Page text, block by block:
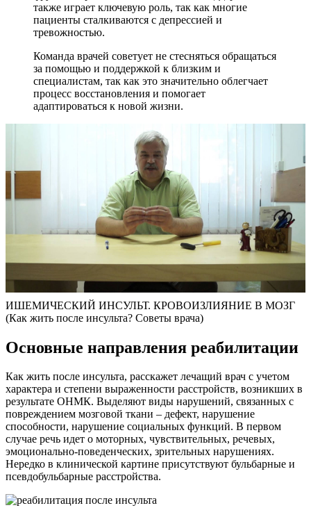
также играет ключевую роль, так как многие
пациенты сталкиваются с депрессией и
тревожностью.
Команда врачей советует не стесняться обращаться
за помощью и поддержкой к близким и
специалистам, так как это значительно облегчает
процесс восстановления и помогает
адаптироваться к новой жизни.
ИШЕМИЧЕСКИЙ ИНСУЛЬТ. КРОВОИЗЛИЯНИЕ В МОЗГ
(Как жить после инсульта? Советы врача)
Основные направления реабилитации
Как жить после инсульта, расскажет лечащий врач с учетом
характера и степени выраженности расстройств, возникших в
результате ОНМК. Выделяют виды нарушений, связанных с
повреждением мозговой ткани – дефект, нарушение
способности, нарушение социальных функций. В первом
случае речь идет о моторных, чувствительных, речевых,
эмоционально-поведенческих, зрительных нарушениях.
Нередко в клинической картине присутствуют бульбарные и
псевдобульбарные расстройства.